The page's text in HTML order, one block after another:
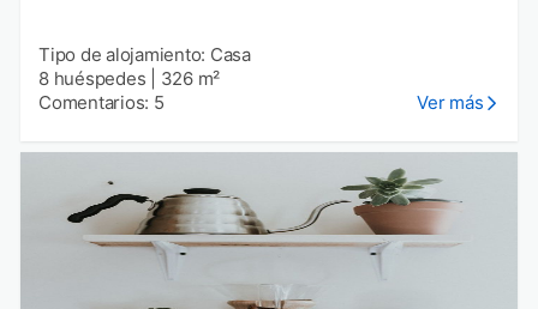
Tipo de alojamiento: Casa
8 huéspedes
326 m²
Comentarios: 5
Ver más